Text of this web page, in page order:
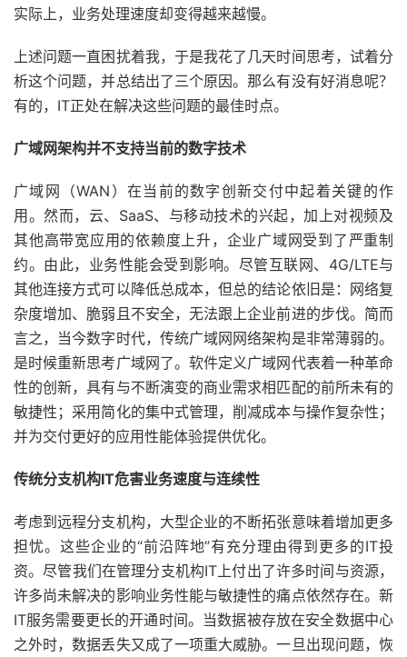
实际上，业务处理速度却变得越来越慢。
上述问题一直困扰着我，于是我花了几天时间思考，试着分
析这个问题，并总结出了三个原因。那么有没有好消息呢？
有的，IT正处在解决这些问题的最佳时点。
广域网架构并不支持当前的数字技术
广域网（WAN）在当前的数字创新交付中起着关键的作
用。然而，云、SaaS、与移动技术的兴起，加上对视频及
其他高带宽应用的依赖度上升，企业广域网受到了严重制
约。由此，业务性能会受到影响。尽管互联网、4G/LTE与
其他连接方式可以降低总成本，但总的结论依旧是：网络复
杂度增加、脆弱且不安全，无法跟上企业前进的步伐。简而
言之，当今数字时代，传统广域网网络架构是非常薄弱的。
是时候重新思考广域网了。软件定义广域网代表着一种革命
性的创新，具有与不断演变的商业需求相匹配的前所未有的
敏捷性；采用简化的集中式管理，削减成本与操作复杂性；
并为交付更好的应用性能体验提供优化。
传统分支机构IT危害业务速度与连续性
考虑到远程分支机构，大型企业的不断拓张意味着增加更多
担忧。这些企业的“前沿阵地”有充分理由得到更多的IT投
资。尽管我们在管理分支机构IT上付出了许多时间与资源，
许多尚未解决的影响业务性能与敏捷性的痛点依然存在。新
IT服务需要更长的开通时间。当数据被存放在安全数据中心
之外时，数据丢失又成了一项重大威胁。一旦出现问题，恢